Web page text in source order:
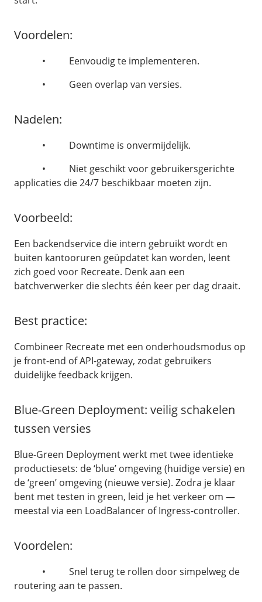
PerformanceVPS
/OpenStack
/Network
OpenStack Connect
Bring Your Own IP
Dedicated IP Subnet
/Volumes
Volume backups
/Other
Voordelen:
• Eenvoudig te implementeren.
• Geen overlap van versies.
Nadelen:
• Downtime is onvermijdelijk.
• Niet geschikt voor gebruikersgerichte
applicaties die 24/7 beschikbaar moeten zijn.
Voorbeeld:
Een backendservice die intern gebruikt wordt en
buiten kantooruren geüpdatet kan worden, leent
zich goed voor Recreate. Denk aan een
batchverwerker die slechts één keer per dag draait.
Best practice:
Combineer Recreate met een onderhoudsmodus op
je front-end of API-gateway, zodat gebruikers
duidelijke feedback krijgen.
Blue-Green Deployment: veilig schakelen
tussen versies
Blue-Green Deployment werkt met twee identieke
productiesets: de ‘blue’ omgeving (huidige versie) en
de ‘green’ omgeving (nieuwe versie). Zodra je klaar
bent met testen in green, leid je het verkeer om —
meestal via een LoadBalancer of Ingress-controller.
Voordelen:
• Snel terug te rollen door simpelweg de
routering aan te passen.